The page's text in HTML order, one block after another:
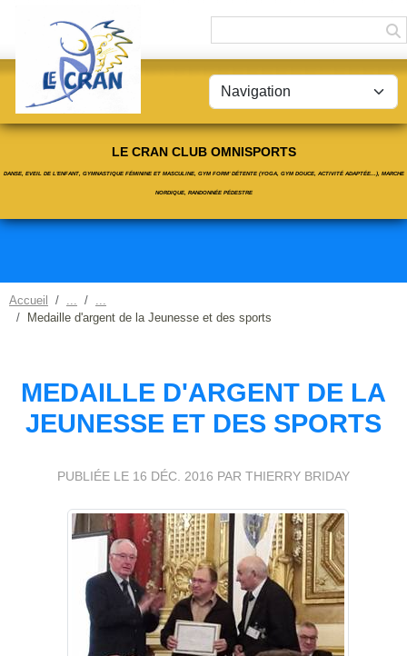
LE CRAN CLUB OMNISPORTS
DANSE, EVEIL DE L'ENFANT, GYMNASTIQUE FÉMININE ET MASCULINE, GYM FORM' DÉTENTE (YOGA, GYM DOUCE, ACTIVITÉ ADAPTÉE...), MARCHE
NORDIQUE, RANDONNÉE PÉDESTRE
Accueil
Medaille d'argent de la Jeunesse et des sports
MEDAILLE D'ARGENT DE LA
JEUNESSE ET DES SPORTS
PUBLIÉE LE 16 DÉC. 2016 PAR THIERRY BRIDAY